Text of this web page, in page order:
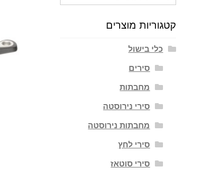
קטגוריות מוצרים
כלי בישול
סירים
מחבתות
סירי נירוסטה
מחבתות נירוסטה
סירי לחץ
סירי סוטאז